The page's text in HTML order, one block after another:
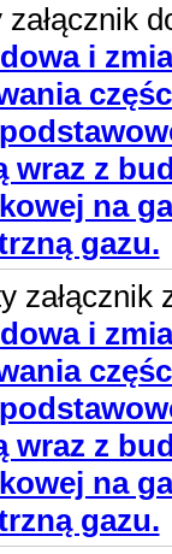
i
wraz z
na
gazu.
załącznik
i
wraz z
na
gazu.